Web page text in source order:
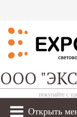
ООО
покупайте с
Открыть